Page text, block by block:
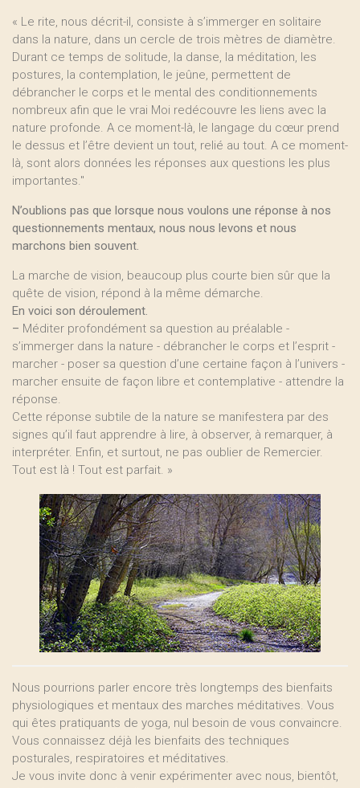
« Le rite, nous décrit-il, consiste à s’immerger en solitaire
dans la nature, dans un cercle de trois mètres de diamètre.
Durant ce temps de solitude, la danse, la méditation, les
postures, la contemplation, le jeûne, permettent de
débrancher le corps et le mental des conditionnements
nombreux afin que le vrai Moi redécouvre les liens avec la
nature profonde. A ce moment-là, le langage du cœur prend
le dessus et l’être devient un tout, relié au tout. A ce moment-
là, sont alors données les réponses aux questions les plus
importantes."
N’oublions pas que lorsque nous voulons une réponse à nos
questionnements mentaux, nous nous levons et nous
marchons bien souvent.
La marche de vision, beaucoup plus courte bien sûr que la
quête de vision, répond à la même démarche.
En voici son déroulement.
– Méditer profondément sa question au préalable -
s’immerger dans la nature - débrancher le corps et l’esprit -
marcher - poser sa question d’une certaine façon à l’univers -
marcher ensuite de façon libre et contemplative - attendre la
réponse.
Cette réponse subtile de la nature se manifestera par des
signes qu’il faut apprendre à lire, à observer, à remarquer, à
interpréter. Enfin, et surtout, ne pas oublier de Remercier.
Tout est là ! Tout est parfait. »
Nous pourrions parler encore très longtemps des bienfaits
physiologiques et mentaux des marches méditatives. Vous
qui êtes pratiquants de yoga, nul besoin de vous convaincre.
Vous connaissez déjà les bienfaits des techniques
posturales, respiratoires et méditatives.
Je vous invite donc à venir expérimenter avec nous, bientôt,